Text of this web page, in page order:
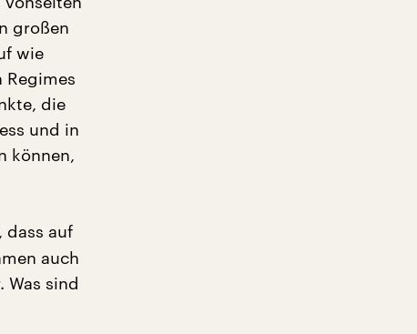
großen
wie
Regimes
die
und in
können,
dass auf
auch
sind